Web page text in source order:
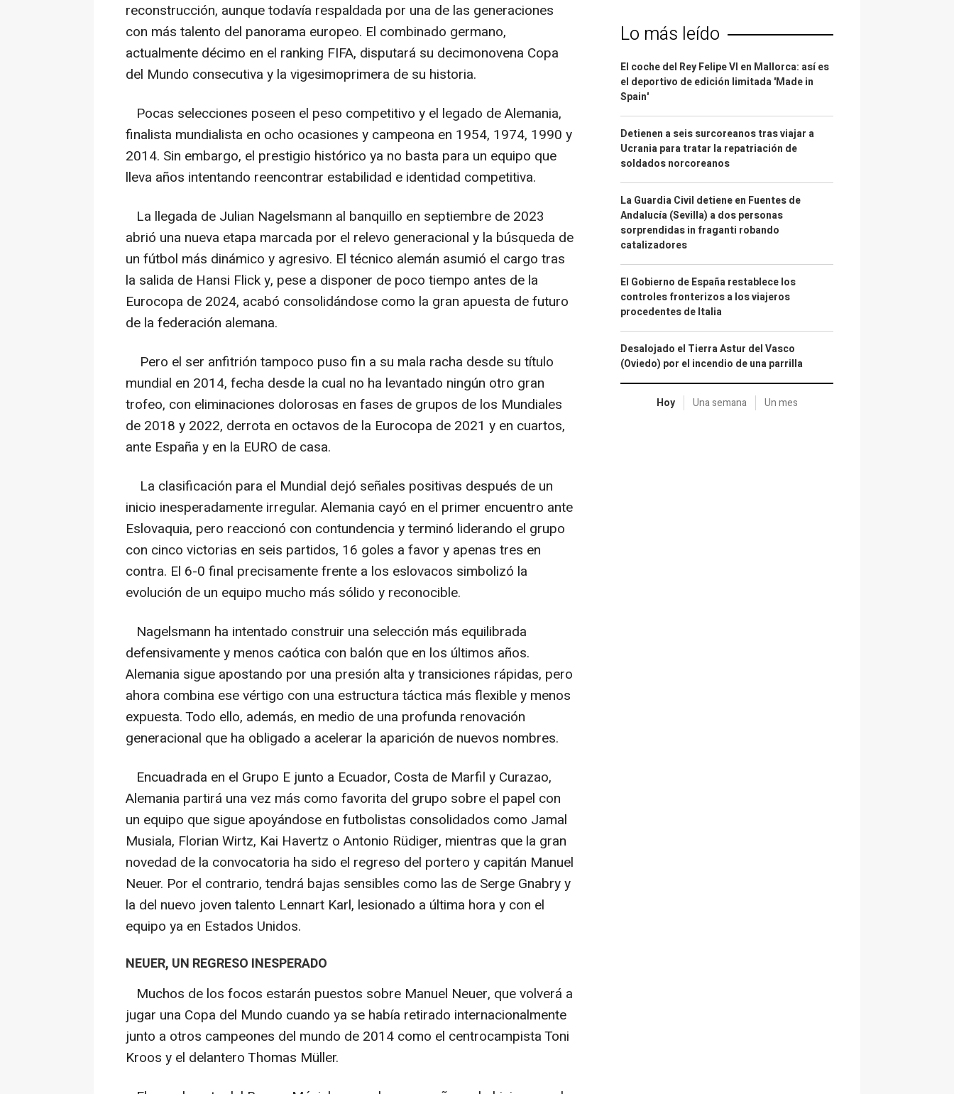
reconstrucción, aunque todavía respaldada por una de las generaciones
con más talento del panorama europeo. El combinado germano,
actualmente décimo en el ranking FIFA, disputará su decimonovena Copa
del Mundo consecutiva y la vigesimoprimera de su historia.
Pocas selecciones poseen el peso competitivo y el legado de Alemania,
finalista mundialista en ocho ocasiones y campeona en 1954, 1974, 1990 y
2014. Sin embargo, el prestigio histórico ya no basta para un equipo que
lleva años intentando reencontrar estabilidad e identidad competitiva.
La llegada de Julian Nagelsmann al banquillo en septiembre de 2023
abrió una nueva etapa marcada por el relevo generacional y la búsqueda de
un fútbol más dinámico y agresivo. El técnico alemán asumió el cargo tras
la salida de Hansi Flick y, pese a disponer de poco tiempo antes de la
Eurocopa de 2024, acabó consolidándose como la gran apuesta de futuro
de la federación alemana.
Pero el ser anfitrión tampoco puso fin a su mala racha desde su título
mundial en 2014, fecha desde la cual no ha levantado ningún otro gran
trofeo, con eliminaciones dolorosas en fases de grupos de los Mundiales
de 2018 y 2022, derrota en octavos de la Eurocopa de 2021 y en cuartos,
ante España y en la EURO de casa.
La clasificación para el Mundial dejó señales positivas después de un
inicio inesperadamente irregular. Alemania cayó en el primer encuentro ante
Eslovaquia, pero reaccionó con contundencia y terminó liderando el grupo
con cinco victorias en seis partidos, 16 goles a favor y apenas tres en
contra. El 6-0 final precisamente frente a los eslovacos simbolizó la
evolución de un equipo mucho más sólido y reconocible.
Nagelsmann ha intentado construir una selección más equilibrada
defensivamente y menos caótica con balón que en los últimos años.
Alemania sigue apostando por una presión alta y transiciones rápidas, pero
ahora combina ese vértigo con una estructura táctica más flexible y menos
expuesta. Todo ello, además, en medio de una profunda renovación
generacional que ha obligado a acelerar la aparición de nuevos nombres.
Encuadrada en el Grupo E junto a Ecuador, Costa de Marfil y Curazao,
Alemania partirá una vez más como favorita del grupo sobre el papel con
un equipo que sigue apoyándose en futbolistas consolidados como Jamal
Musiala, Florian Wirtz, Kai Havertz o Antonio Rüdiger, mientras que la gran
novedad de la convocatoria ha sido el regreso del portero y capitán Manuel
Neuer. Por el contrario, tendrá bajas sensibles como las de Serge Gnabry y
la del nuevo joven talento Lennart Karl, lesionado a última hora y con el
equipo ya en Estados Unidos.
NEUER, UN REGRESO INESPERADO
Muchos de los focos estarán puestos sobre Manuel Neuer, que volverá a
jugar una Copa del Mundo cuando ya se había retirado internacionalmente
junto a otros campeones del mundo de 2014 como el centrocampista Toni
Kroos y el delantero Thomas Müller.
Lo más leído
El coche del Rey Felipe VI en Mallorca: así es
el deportivo de edición limitada 'Made in
Spain'
Detienen a seis surcoreanos tras viajar a
Ucrania para tratar la repatriación de
soldados norcoreanos
La Guardia Civil detiene en Fuentes de
Andalucía (Sevilla) a dos personas
sorprendidas in fraganti robando
catalizadores
El Gobierno de España restablece los
controles fronterizos a los viajeros
procedentes de Italia
Desalojado el Tierra Astur del Vasco
(Oviedo) por el incendio de una parrilla
Hoy Una semana Un mes